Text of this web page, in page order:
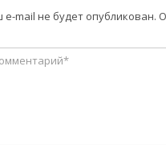
e-mail не будет опубликован.